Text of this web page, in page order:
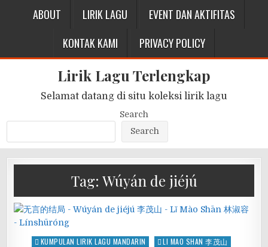
ABOUT LIRIK LAGU
EVENT DAN AKTIFITAS
KONTAK KAMI
PRIVACY POLICY
Lirik Lagu Terlengkap
Selamat datang di situ koleksi lirik lagu
Search
Search
Tag: Wúyán de jiéjú
Posted
KUMPULAN LIRIK LAGU MANDARIN
LI MAO SHAN 李茂山